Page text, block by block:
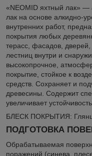
«NEOMID яхтный лак» —
лак на основе алкидно-
внутренних работ,
покрытия любых
терасс, фасадов,
лестниц внутри и
высокопрочное,
покрытие, стойкое к
средств. Сохраняет и
древесины. Содержит
увеличивает
БЛЕСК ПОКРЫТИЯ:
ПОДГОТОВКА
Обрабатываемая
поражений (синева,